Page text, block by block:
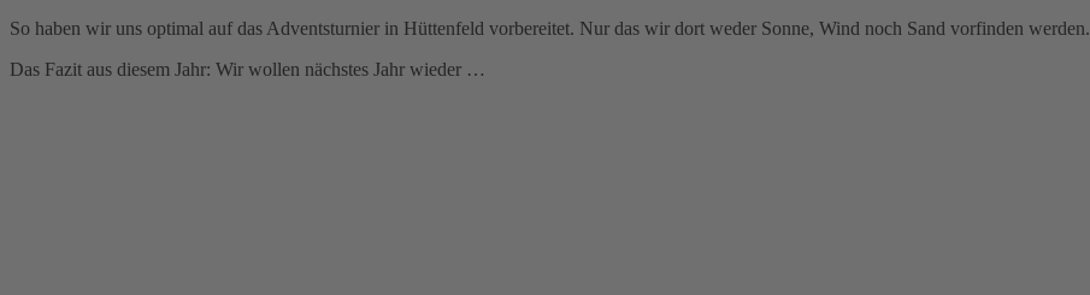
So haben wir uns optimal auf das Adventsturnier in Hüttenfeld vorbereitet. Nur das wir dort weder Sonne, Wind noch Sand vorfinden werden.
Das Fazit aus diesem Jahr: Wir wollen nächstes Jahr wieder …